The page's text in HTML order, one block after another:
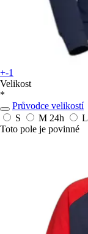
+-1
Velikost
*
Průvodce velikostí
S
M 24h L
Toto pole je povinné